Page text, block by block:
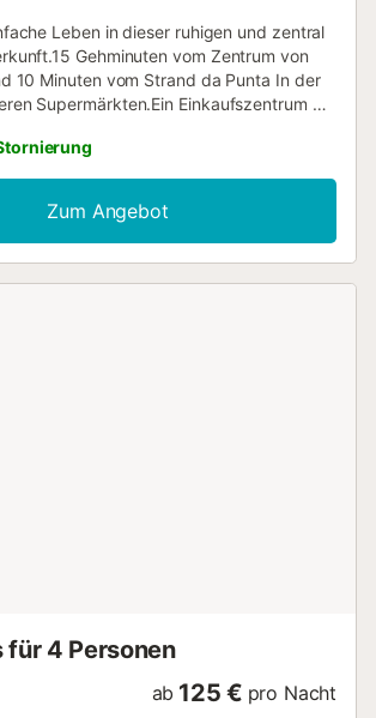
Leben in dieser ruhigen und zentral
Gehminuten vom Zentrum von
10 Minuten vom Strand da Punta In der
Supermärkten.Ein Einkaufszentrum mit
ein 15-minütiger Spaziergang entfernt
Aussichtspunkt der Virgen de la Guía.
Brandneue geräumige Wohnung...
Zum Angebot
für 4 Personen
ab 125 € pro Nacht